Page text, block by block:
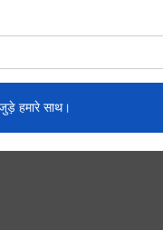
story)